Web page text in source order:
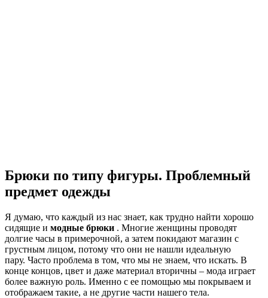
Брюки по типу фигуры. Проблемный
предмет одежды
Я думаю, что каждый из нас знает, как трудно найти хорошо
сидящие и модные брюки . Многие женщины проводят
долгие часы в примерочной, а затем покидают магазин с
грустным лицом, потому что они не нашли идеальную
пару. Часто проблема в том, что мы не знаем, что искать. В
конце концов, цвет и даже материал вторичны – мода играет
более важную роль. Именно с ее помощью мы покрываем и
отображаем такие, а не другие части нашего тела.